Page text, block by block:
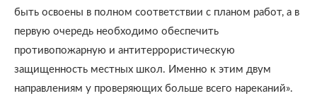
быть освоены в полном соответствии с планом работ, а в
первую очередь необходимо обеспечить
противопожарную и антитеррористическую
защищенность местных школ. Именно к этим двум
направлениям у проверяющих больше всего нареканий».